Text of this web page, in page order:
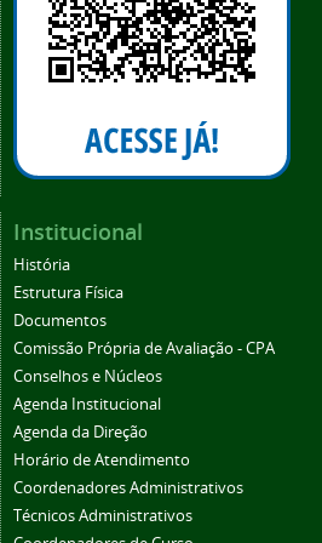
Institucional
História
Estrutura Física
Documentos
Comissão Própria de Avaliação - CPA
Conselhos e Núcleos
Agenda Institucional
Agenda da Direção
Horário de Atendimento
Coordenadores Administrativos
Técnicos Administrativos